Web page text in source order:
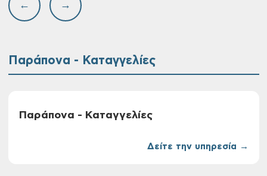
← →
Παράπονα - Καταγγελίες
Παράπονα - Καταγγελίες
Δείτε την υπηρεσία →